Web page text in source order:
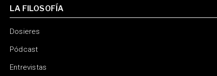
LA FILOSOFÍA
Dosieres
Pódcast
Entrevistas